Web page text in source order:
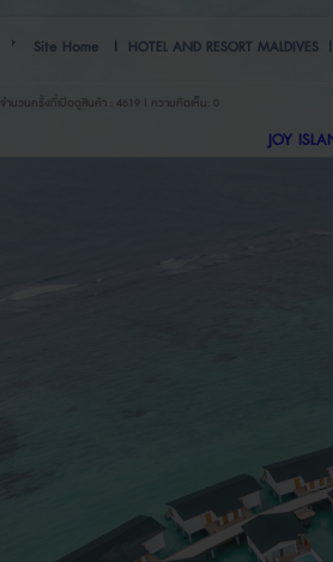
Site Home | HOTEL AND RESORT MALDIVES|
จำนวนครั้งที่เปิดดูสินค้า : 4619 | ความคิดเห็น: 0
JOY